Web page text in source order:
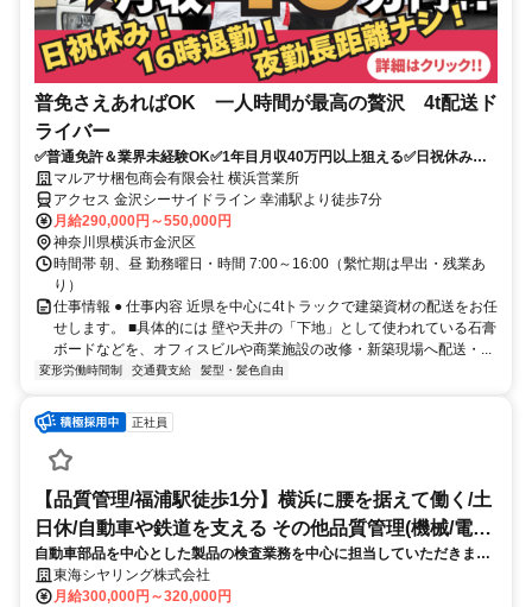
普免さえあればOK 一人時間が最高の贅沢 4t配送ド
ライバー
✅普通免許＆業界未経験OK✅1年目月収40万円以上狙える✅日祝休み
✅16時退社で夜勤なし
マルアサ梱包商会有限会社 横浜営業所
アクセス 金沢シーサイドライン 幸浦駅より徒歩7分
月給290,000円～550,000円
神奈川県横浜市金沢区
時間帯 朝、昼 勤務曜日・時間 7:00～16:00（繫忙期は早出・残業あ
り）
仕事情報 ● 仕事内容 近県を中心に4tトラックで建築資材の配送をお任
せします。 ■具体的には 壁や天井の「下地」として使われている石膏
ボードなどを、オフィスビルや商業施設の改修・新築現場へ配送・...
変形労働時間制 交通費支給 髪型・髪色自由
正社員
【品質管理/福浦駅徒歩1分】横浜に腰を据えて働く/土
日休/自動車や鉄道を支える その他品質管理(機械/電気/
電子製品専門職)
自動車部品を中心とした製品の検査業務を中心に担当していただきま
す。 溶接加工を含む金属部品について、図面通りに製品が仕上がってい
るか確認する構造検査が主な業務です。
東海シヤリング株式会社
月給300,000円～320,000円